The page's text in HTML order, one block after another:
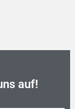
auf!​